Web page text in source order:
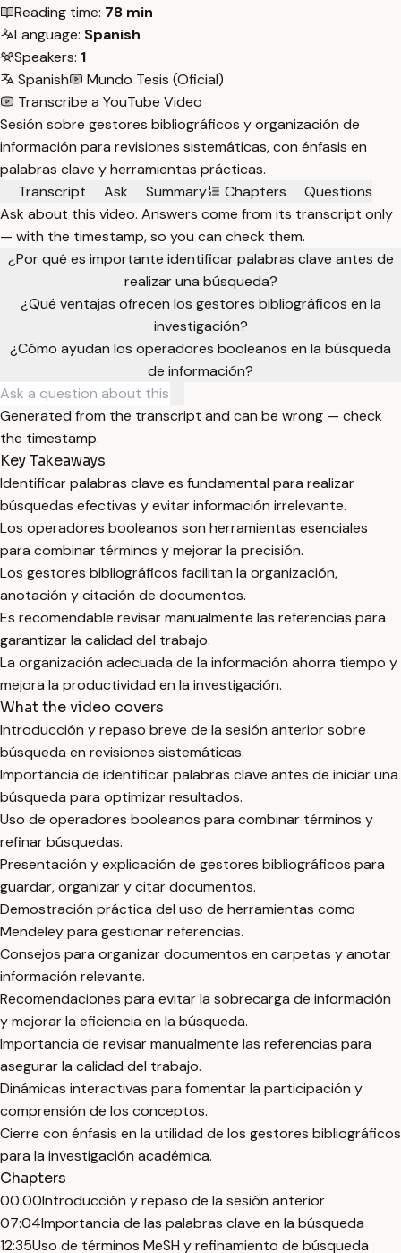
Reading time: 78 min
Language: Spanish
Speakers: 1
Spanish
Mundo Tesis (Oficial)
Transcribe a YouTube Video
Sesión sobre gestores bibliográficos y organización de
información para revisiones sistemáticas, con énfasis en
palabras clave y herramientas prácticas.
Transcript
Ask Summary Chapters
Questions
Ask about this video. Answers come from its transcript only
— with the timestamp, so you can check them.
¿Por qué es importante identificar palabras clave antes de
realizar una búsqueda?
¿Qué ventajas ofrecen los gestores bibliográficos en la
investigación?
¿Cómo ayudan los operadores booleanos en la búsqueda
de información?
Generated from the transcript and can be wrong — check
the timestamp.
Key Takeaways
Identificar palabras clave es fundamental para realizar
búsquedas efectivas y evitar información irrelevante.
Los operadores booleanos son herramientas esenciales
para combinar términos y mejorar la precisión.
Los gestores bibliográficos facilitan la organización,
anotación y citación de documentos.
Es recomendable revisar manualmente las referencias para
garantizar la calidad del trabajo.
La organización adecuada de la información ahorra tiempo y
mejora la productividad en la investigación.
What the video covers
Introducción y repaso breve de la sesión anterior sobre
búsqueda en revisiones sistemáticas.
Importancia de identificar palabras clave antes de iniciar una
búsqueda para optimizar resultados.
Uso de operadores booleanos para combinar términos y
refinar búsquedas.
Presentación y explicación de gestores bibliográficos para
guardar, organizar y citar documentos.
Demostración práctica del uso de herramientas como
Mendeley para gestionar referencias.
Consejos para organizar documentos en carpetas y anotar
información relevante.
Recomendaciones para evitar la sobrecarga de información
y mejorar la eficiencia en la búsqueda.
Importancia de revisar manualmente las referencias para
asegurar la calidad del trabajo.
Dinámicas interactivas para fomentar la participación y
comprensión de los conceptos.
Cierre con énfasis en la utilidad de los gestores bibliográficos
para la investigación académica.
Chapters
00:00Introducción y repaso de la sesión anterior
07:04Importancia de las palabras clave en la búsqueda
12:35Uso de términos MeSH y refinamiento de búsqueda